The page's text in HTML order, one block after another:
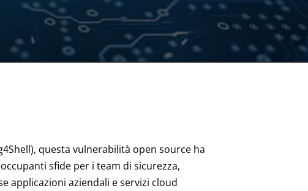
questa vulnerabilità open source ha
sfide per i team di sicurezza,
applicazioni aziendali e servizi cloud